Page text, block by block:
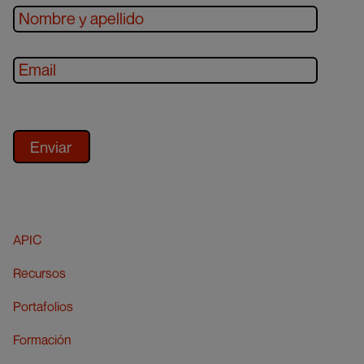
APIC
Recursos
Portafolios
Formación